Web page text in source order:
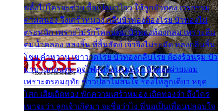
พลั้งไปใครจะช่วย ซื้อเปลมาไกว ให้ลูกบัวทอง เวรกรรม
ตามสนอง จึงเศร้าหมอง กลีบบัวทองต้องโรย บัวทองไม่
ตระหนัก เพราะไม่รักโคลนตม บัวทองท้องกลม เพราะลืม
ตมน้ำคลอง หลงลิ้น ที่สิ้นสัตย์ เจ้าจึงไม่ระมัด หลงกลิ่นลิ้น
โชย คำหวาน เขาวาดโรย บัวทองกลีบโรย ต้องร้อนรุม บัว
มาบานก่อนตูม ดุจไฟสุมร้อนรุมอุรา บัวทองผ่ายผอม
เพราะตรอมฤทัย ข้าวปลาไม่สนใจ ร้องไห้ลูกเดียว หยุด
โศก เสียเถิดทอง พักความเศร้าหมอง เถิดทองจ๋า ถึงใคร
เขาจะว่า ลูกเจ้าเกิดมา จะชื่อว่าไง พี่ขอเป็นเพื่อนปลอบใจ